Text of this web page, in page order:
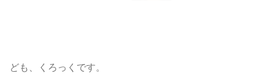
ども、くろっくです。